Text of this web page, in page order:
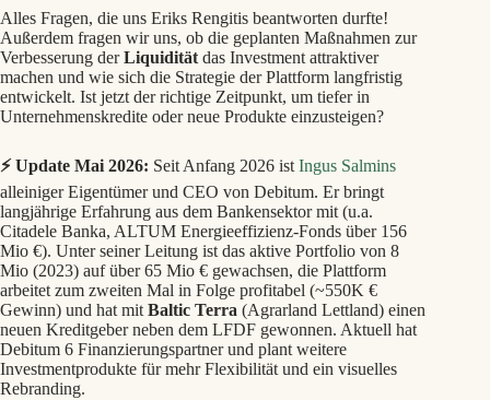
Alles Fragen, die uns Eriks Rengitis beantworten durfte!
Außerdem fragen wir uns, ob die geplanten Maßnahmen zur
Verbesserung derLiquidität das Investment attraktiver
machen und wie sich die Strategie der Plattform langfristig
entwickelt. Ist jetzt der richtige Zeitpunkt, um tiefer in
Unternehmenskredite oder neue Produkte einzusteigen?
⚡ Update Mai 2026: Seit Anfang 2026 ist Ingus Salmins
alleiniger Eigentümer und CEO von Debitum. Er bringt
langjährige Erfahrung aus dem Bankensektor mit (u.a.
Citadele Banka, ALTUM Energieeffizienz-Fonds über 156
Mio €). Unter seiner Leitung ist das aktive Portfolio von 8
Mio (2023) auf über 65 Mio € gewachsen, die Plattform
arbeitet zum zweiten Mal in Folge profitabel (~550K €
Gewinn) und hat mit Baltic Terra (Agrarland Lettland) einen
neuen Kreditgeber neben dem LFDF gewonnen. Aktuell hat
Debitum 6 Finanzierungspartner und plant weitere
Investmentprodukte für mehr Flexibilität und ein visuelles
Rebranding.